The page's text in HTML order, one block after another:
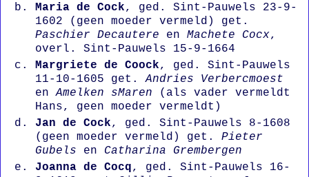
Maria de Cock, ged. Sint-Pauwels 23-9-
1602 (geen moeder vermeld) get.
Paschier Decautere en Machete Cocx,
overl. Sint-Pauwels 15-9-1664
Margriete de Coock, ged. Sint-Pauwels
11-10-1605 get.Andries Verbercmoest
enAmelken sMaren (als vader vermeldt
Hans, geen moeder vermeldt)
Jan de Cock, ged. Sint-Pauwels 8-1608
(geen moeder vermeld) get. Pieter
Gubels en Catharina Grembergen
Joanna de Cocq, ged. Sint-Pauwels 16-